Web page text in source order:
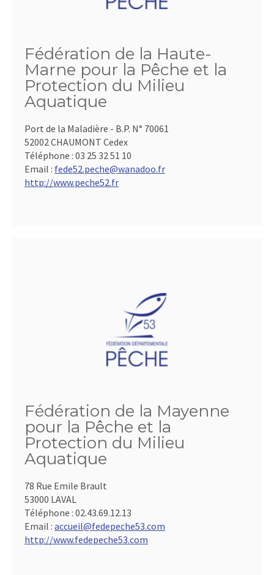
Fédération de la Haute-
Marne pour la Pêche et la
Protection du Milieu
Aquatique
Port de la Maladière - B.P. N° 70061
52002 CHAUMONT Cedex
Téléphone : 03 25 32 51 10
Email : fede52.peche@wanadoo.fr
http://www.peche52.fr
Fédération de la Mayenne
pour la Pêche et la
Protection du Milieu
Aquatique
78 Rue Emile Brault
53000 LAVAL
Téléphone : 02.43.69.12.13
Email : accueil@fedepeche53.com
http://www.fedepeche53.com